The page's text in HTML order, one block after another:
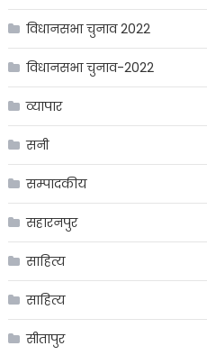
विधानसभा चुनाव 2022
विधानसभा चुनाव-2022
व्यापार
सनी
सम्पादकीय
सहारनपुर
साहित्य
साहित्य
सीतापुर